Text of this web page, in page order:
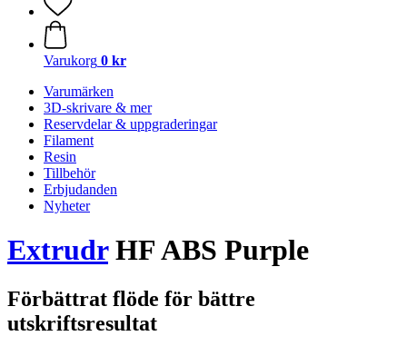
Varukorg 0 kr
Varumärken
3D-skrivare & mer
Reservdelar & uppgraderingar
Filament
Resin
Tillbehör
Erbjudanden
Nyheter
ExtrudrHF ABS Purple
Förbättrat flöde för bättre
utskriftsresultat